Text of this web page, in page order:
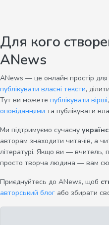
Для кого
ANews
ANews — це онлайн простір для
публікувати власні тексти,
Тут ви можете публікувати вірші,
оповіданнями та публікувати
Ми підтримуємо сучасну
авторам знаходити читачів, а
літературі. Якщо ви — вчитель,
просто творча людина — вам
Приєднуйтесь до ANews, щоб
авторський блог або збирати